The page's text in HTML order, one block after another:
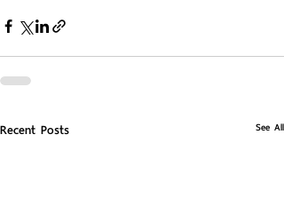
Recent Posts See All